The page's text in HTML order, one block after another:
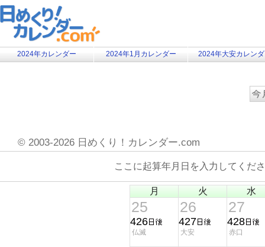
2024年カレンダー 2024年1月カレンダー 2024年大安カレン
© 2003-2026 日めくり！カレンダー.com
ここに起算年月日を入力してく
月 火 水
25
426
仏滅
26
427
大安
27
428
赤口